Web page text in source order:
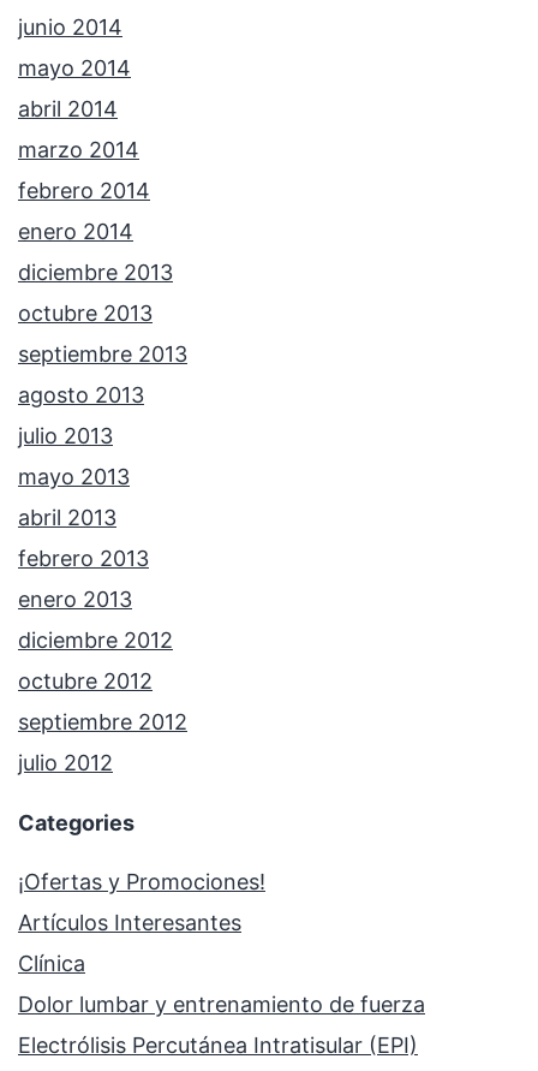
junio 2014
mayo 2014
abril 2014
marzo 2014
febrero 2014
enero 2014
diciembre 2013
octubre 2013
septiembre 2013
agosto 2013
julio 2013
mayo 2013
abril 2013
febrero 2013
enero 2013
diciembre 2012
octubre 2012
septiembre 2012
julio 2012
Categories
¡Ofertas y Promociones!
Artículos Interesantes
Clínica
Dolor lumbar y entrenamiento de fuerza
Electrólisis Percutánea Intratisular (EPI)